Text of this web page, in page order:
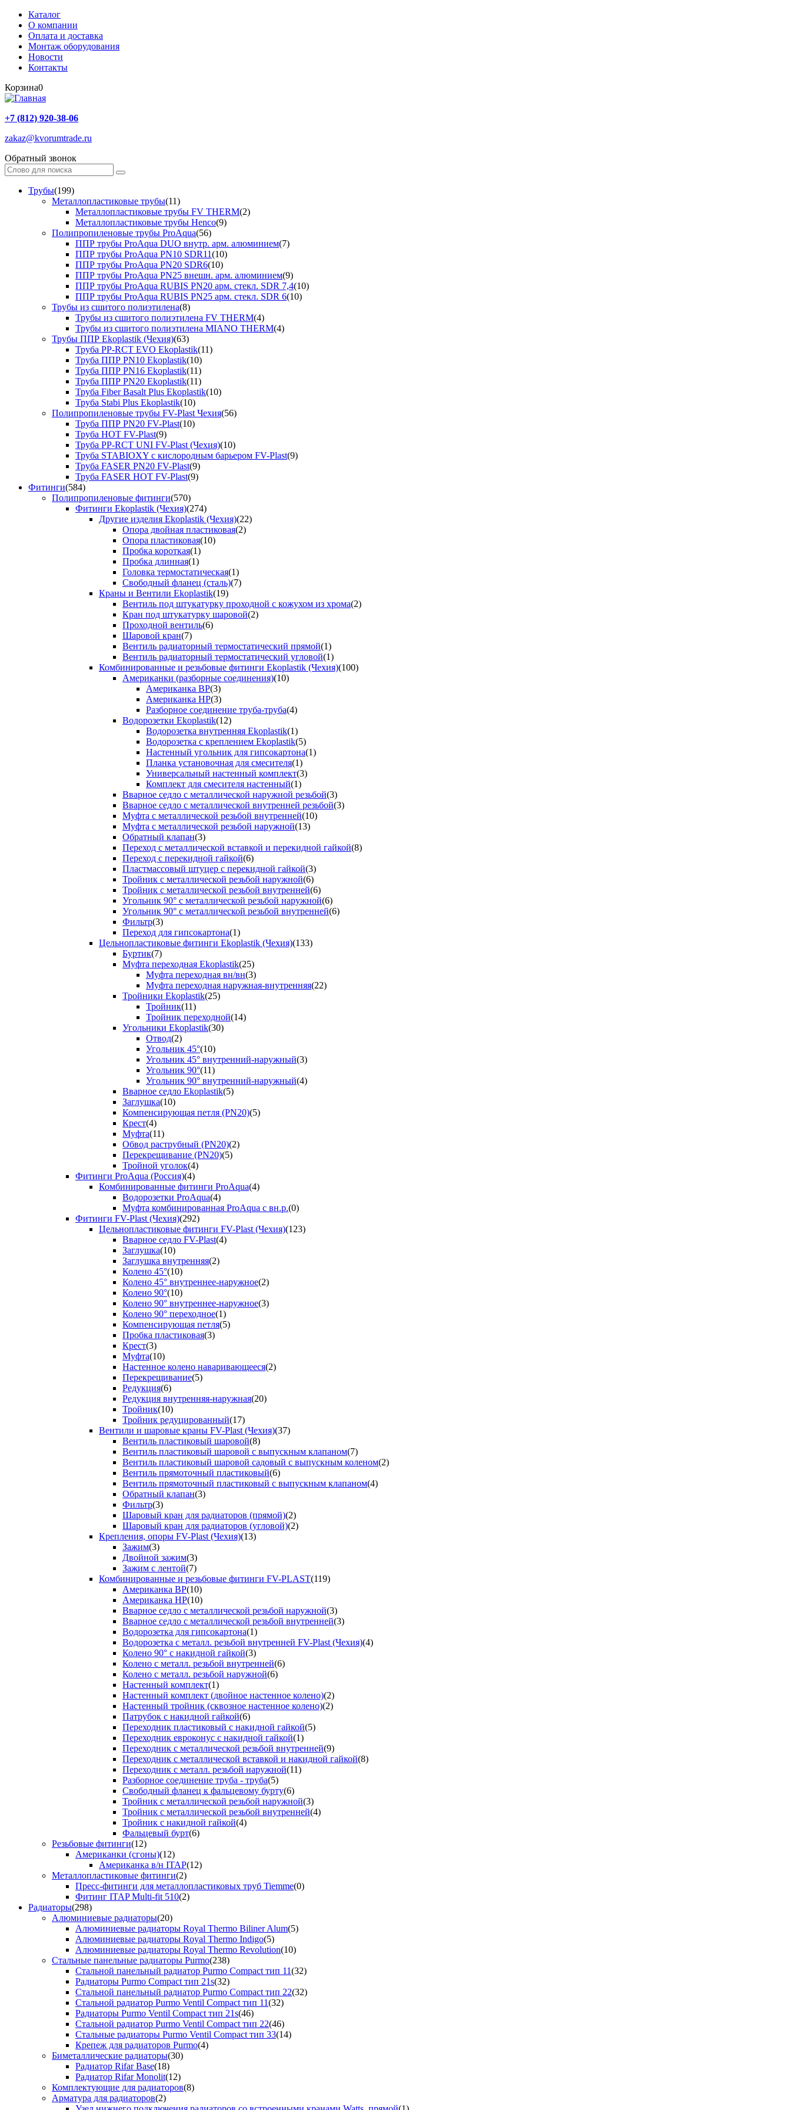
Каталог
О компании
Оплата и доставка
Монтаж оборудования
Новости
Контакты
Корзина0
+7 (812) 920-38-06
zakaz@kvorumtrade.ru
Обратный звонок
Трубы(199)
Металлопластиковые трубы(11)
Металлопластиковые трубы FV THERM(2)
Металлопластиковые трубы Henco(9)
Полипропиленовые трубы ProAqua(56)
ППР трубы ProAqua DUO внутр. арм. алюминием(7)
ППР трубы ProAqua PN10 SDR11(10)
ППР трубы ProAqua PN20 SDR6(10)
ППР трубы ProAqua PN25 внешн. арм. алюминием(9)
ППР трубы ProAqua RUBIS PN20 арм. стекл. SDR 7,4(10)
ППР трубы ProAqua RUBIS PN25 арм. стекл. SDR 6(10)
Трубы из сшитого полиэтилена(8)
Трубы из сшитого полиэтилена FV THERM(4)
Трубы из сшитого полиэтилена MIANO THERM(4)
Трубы ППР Ekoplastik (Чехия)(63)
Труба PP-RCT EVO Ekoplastik(11)
Труба ППР PN10 Ekoplastik(10)
Труба ППР PN16 Ekoplastik(11)
Труба ППР PN20 Ekoplastik(11)
Труба Fiber Basalt Plus Ekoplastik(10)
Труба Stabi Plus Ekoplastik(10)
Полипропиленовые трубы FV-Plast Чехия(56)
Труба ППР PN20 FV-Plast(10)
Труба HOT FV-Plast(9)
Труба PP-RCT UNI FV-Plast (Чехия)(10)
Труба STABIOXY с кислородным барьером FV-Plast(9)
Труба FASER PN20 FV-Plast(9)
Труба FASER HOT FV-Plast(9)
Фитинги(584)
Полипропиленовые фитинги(570)
Фитинги Ekoplastik (Чехия)(274)
Другие изделия Ekoplastik (Чехия)(22)
Опора двойная пластиковая(2)
Опора пластиковая(10)
Пробка короткая(1)
Пробка длинная(1)
Головка термостатическая(1)
Свободный фланец (сталь)(7)
Краны и Вентили Ekoplastik(19)
Вентиль под штукатурку проходной с кожухом из хрома(2)
Кран под штукатурку шаровой(2)
Проходной вентиль(6)
Шаровой кран(7)
Вентиль радиаторный термостатический прямой(1)
Вентиль радиаторный термостатический угловой(1)
Комбинированные и резьбовые фитинги Ekoplastik (Чехия)(100)
Американки (разборные соединения)(10)
Американка ВР(3)
Американка НР(3)
Разборное соединение труба-труба(4)
Водорозетки Ekoplastik(12)
Водорозетка внутренняя Ekoplastik(1)
Водорозетка с креплением Ekoplastik(5)
Настенный угольник для гипсокартона(1)
Планка установочная для смесителя(1)
Универсальный настенный комплект(3)
Комплект для смесителя настенный(1)
Вварное седло с металлической наружной резьбой(3)
Вварное седло с металлической внутренней резьбой(3)
Муфта с металлической резьбой внутренней(10)
Муфта с металлической резьбой наружной(13)
Обратный клапан(3)
Переход с металлической вставкой и перекидной гайкой(8)
Переход с перекидной гайкой(6)
Пластмассовый штуцер с перекидной гайкой(3)
Тройник с металлической резьбой наружной(6)
Тройник с металлической резьбой внутренней(6)
Угольник 90° с металлической резьбой наружной(6)
Угольник 90° с металлической резьбой внутренней(6)
Фильтр(3)
Переход для гипсокартона(1)
Цельнопластиковые фитинги Ekoplastik (Чехия)(133)
Буртик(7)
Муфта переходная Ekoplastik(25)
Муфта переходная вн/вн(3)
Муфта переходная наружная-внутренняя(22)
Тройники Ekoplastik(25)
Тройник(11)
Тройник переходной(14)
Угольники Ekoplastik(30)
Отвод(2)
Угольник 45°(10)
Угольник 45° внутренний-наружный(3)
Угольник 90°(11)
Угольник 90° внутренний-наружный(4)
Вварное седло Ekoplastik(5)
Заглушка(10)
Компенсирующая петля (PN20)(5)
Крест(4)
Муфта(11)
Обвод раструбный (PN20)(2)
Перекрещивание (PN20)(5)
Тройной уголок(4)
Фитинги ProAqua (Россия)(4)
Комбинированные фитинги ProAqua(4)
Водорозетки ProAqua(4)
Муфта комбинированная ProAqua с вн.р.(0)
Фитинги FV-Plast (Чехия)(292)
Цельнопластиковые фитинги FV-Plast (Чехия)(123)
Вварное седло FV-Plast(4)
Заглушка(10)
Заглушка внутренняя(2)
Колено 45°(10)
Колено 45° внутреннее-наружное(2)
Колено 90°(10)
Колено 90° внутреннее-наружное(3)
Колено 90° переходное(1)
Компенсирующая петля(5)
Пробка пластиковая(3)
Крест(3)
Муфта(10)
Настенное колено наваривающееся(2)
Перекрещивание(5)
Редукция(6)
Редукция внутренняя-наружная(20)
Тройник(10)
Тройник редуцированный(17)
Вентили и шаровые краны FV-Plast (Чехия)(37)
Вентиль пластиковый шаровой(8)
Вентиль пластиковый шаровой с выпускным клапаном(7)
Вентиль пластиковый шаровой садовый с выпускным коленом(2)
Вентиль прямоточный пластиковый(6)
Вентиль прямоточный пластиковый с выпускным клапаном(4)
Обратный клапан(3)
Фильтр(3)
Шаровый кран для радиаторов (прямой)(2)
Шаровый кран для радиаторов (угловой)(2)
Крепления, опоры FV-Plast (Чехия)(13)
Зажим(3)
Двойной зажим(3)
Зажим с лентой(7)
Комбинированные и резьбовые фитинги FV-PLAST(119)
Американка ВР(10)
Американка НР(10)
Вварное седло с металлической резьбой наружной(3)
Вварное седло с металлической резьбой внутренней(3)
Водорозетка для гипсокартона(1)
Водорозетка с металл. резьбой внутренней FV-Plast (Чехия)(4)
Колено 90° с накидной гайкой(3)
Колено с металл. резьбой внутренней(6)
Колено с металл. резьбой наружной(6)
Настенный комплект(1)
Настенный комплект (двойное настенное колено)(2)
Настенный тройник (сквозное настенное колено)(2)
Патрубок с накидной гайкой(6)
Переходник пластиковый с накидной гайкой(5)
Переходник евроконус с накидной гайкой(1)
Переходник с металлической резьбой внутренней(9)
Переходник с металлической вставкой и накидной гайкой(8)
Переходник с металл. резьбой наружной(11)
Разборное соединение труба - труба(5)
Свободный фланец к фальцевому бурту(6)
Тройник с металлической резьбой наружной(3)
Тройник с металлической резьбой внутренней(4)
Тройник с накидной гайкой(4)
Фальцевый бурт(6)
Резьбовые фитинги(12)
Американки (сгоны)(12)
Американка в/н ITAP(12)
Металлопластиковые фитинги(2)
Пресс-фитинги для металлопластиковых труб Tiemme(0)
Фитинг ITAP Multi-fit 510(2)
Радиаторы(298)
Алюминиевые радиаторы(20)
Алюминиевые радиаторы Royal Thermo Biliner Alum(5)
Алюминиевые радиаторы Royal Thermo Indigo(5)
Алюминиевые радиаторы Royal Thermo Revolution(10)
Стальные панельные радиаторы Purmo(238)
Стальной панельный радиатор Purmo Compact тип 11(32)
Радиаторы Purmo Compact тип 21s(32)
Стальной панельный радиатор Purmo Compact тип 22(32)
Стальной радиатор Purmo Ventil Compact тип 11(32)
Радиаторы Purmo Ventil Compact тип 21s(46)
Стальной радиатор Purmo Ventil Compact тип 22(46)
Стальные радиаторы Purmo Ventil Compact тип 33(14)
Крепеж для радиаторов Purmo(4)
Биметаллические радиаторы(30)
Радиатор Rifar Base(18)
Радиатор Rifar Monolit(12)
Комплектующие для радиаторов(8)
Арматура для радиаторов(2)